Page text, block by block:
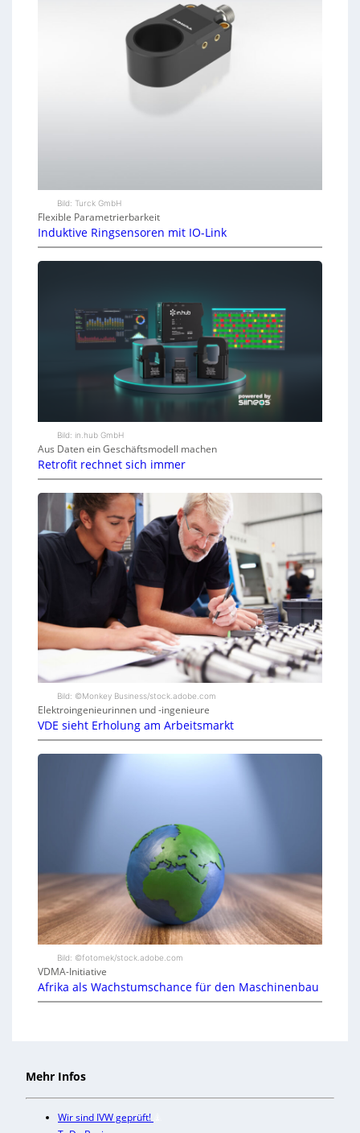
Bild: Turck GmbH
Flexible Parametrierbarkeit
Induktive Ringsensoren mit IO-Link
Bild: in.hub GmbH
Aus Daten ein Geschäftsmodell machen
Retrofit rechnet sich immer
Bild: ©Monkey Business/stock.adobe.com
Elektroingenieurinnen und -ingenieure
VDE sieht Erholung am Arbeitsmarkt
Bild: ©fotomek/stock.adobe.com
VDMA-Initiative
Afrika als Wachstumschance für den Maschinenbau
Mehr Infos
Wir sind IVW geprüft!